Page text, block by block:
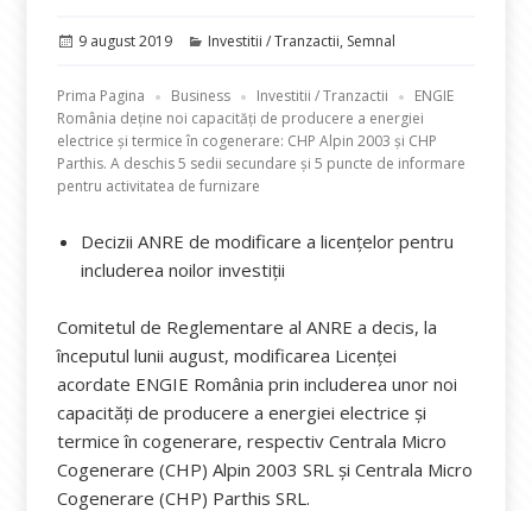
Publicat
9 august 2019 Categorii
Investitii / Tranzactii, Semnal
Prima Pagina Business Investitii / Tranzactii
ENGIE
România deține noi capacităţi de producere a energiei
electrice și termice în cogenerare: CHP Alpin 2003 și CHP
Parthis. A deschis 5 sedii secundare și 5 puncte de informare
pentru activitatea de furnizare
Decizii ANRE de modificare a licențelor pentru
includerea noilor investiții
Comitetul de Reglementare al ANRE a decis, la
începutul lunii august, modificarea Licenței
acordate ENGIE România prin includerea unor noi
capacităţi de producere a energiei electrice și
termice în cogenerare, respectiv Centrala Micro
Cogenerare (CHP) Alpin 2003 SRL și Centrala Micro
Cogenerare (CHP) Parthis SRL.